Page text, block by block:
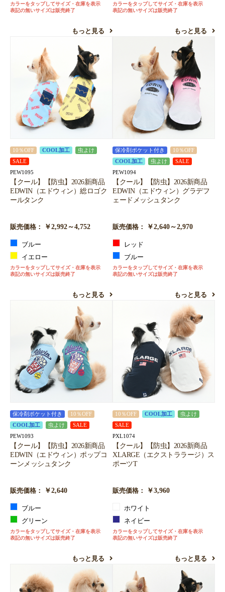
カラーをタップしてサイズ・在庫を表示
表記の無いサイズは販売終了
もっと見る
カラーをタップしてサイズ・在庫を表示
表記の無いサイズは販売終了
もっと見る
10％OFF COOL加工
虫よけ
SALE
PEW1095
【クール】【防虫】2026新商品
EDWIN（エドウィン）総ロゴク
ールタンク
販売価格： ￥2,992～4,752
ブルー
イエロー
カラーをタップしてサイズ・在庫を表示
表記の無いサイズは販売終了
もっと見る
保冷剤ポケット付き
10％OFF
COOL加工
虫よけ SALE
PEW1094
【クール】【防虫】2026新商品
EDWIN（エドウィン）グラデフ
ェードメッシュタンク
販売価格： ￥2,640～2,970
レッド
ブルー
カラーをタップしてサイズ・在庫を表示
表記の無いサイズは販売終了
もっと見る
保冷剤ポケット付き
10％OFF
COOL加工
虫よけ SALE
PEW1093
【クール】【防虫】2026新商品
EDWIN（エドウィン）ポップコ
ーンメッシュタンク
販売価格： ￥2,640
ブルー
グリーン
カラーをタップしてサイズ・在庫を表示
表記の無いサイズは販売終了
もっと見る
10％OFF COOL加工
虫よけ
SALE
PXL1074
【クール】【防虫】2026新商品
XLARGE（エクストララージ）ス
ポーツT
販売価格： ￥3,960
ホワイト
ネイビー
カラーをタップしてサイズ・在庫を表示
表記の無いサイズは販売終了
もっと見る